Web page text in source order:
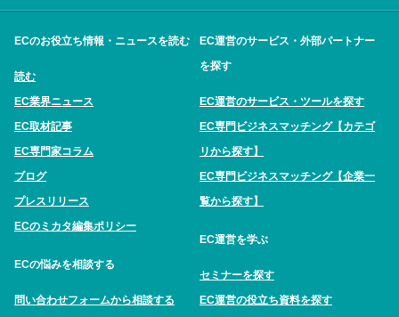
ECのお役立ち情報・ニュースを読む
読む
EC業界ニュース
EC取材記事
EC専門家コラム
ブログ
プレスリリース
ECのミカタ編集ポリシー
ECの悩みを相談する
問い合わせフォームから相談する
EC運営のサービス・外部パートナー
を探す
EC運営のサービス・ツールを探す
EC専門ビジネスマッチング【カテゴ
リから探す】
EC専門ビジネスマッチング【企業一
覧から探す】
EC運営を学ぶ
セミナーを探す
EC運営の役立ち資料を探す